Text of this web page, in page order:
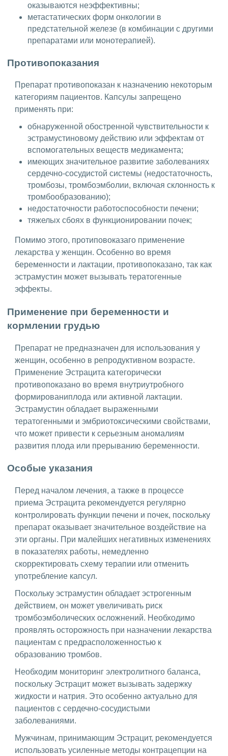
оказываются неэффективны;
метастатических форм онкологии в
предстательной железе (в комбинации с другими
препаратами или монотерапией).
Противопоказания
Препарат противопоказан к назначению некоторым
категориям пациентов. Капсулы запрещено
применять при:
обнаруженной обостренной чувствительности к
эстрамустиновому действию или эффектам от
вспомогательных веществ медикамента;
имеющих значительное развитие заболеваниях
сердечно-сосудистой системы (недостаточность,
тромбозы, тромбоэмболии, включая склонность к
тромбообразованию);
недостаточности работоспособности печени;
тяжелых сбоях в функционировании почек;
Помимо этого, протиповоказаго применение
лекарства у женщин. Особенно во время
беременности и лактации, противопоказано, так как
эстрамустин может вызывать тератогенные
эффекты.
Применение при беременности и
кормлении грудью
Препарат не предназначен для использования у
женщин, особенно в репродуктивном возрасте.
Применение Эстрацита категорически
противопоказано во время внутриутробного
формированиплода или активной лактации.
Эстрамустин обладает выраженными
тератогенными и эмбриотоксическими свойствами,
что может привести к серьезным аномалиям
развития плода или прерыванию беременности.
Особые указания
Перед началом лечения, а также в процессе
приема Эстрацита рекомендуется регулярно
контролировать функции печени и почек, поскольку
препарат оказывает значительное воздействие на
эти органы. При малейших негативных изменениях
в показателях работы, немедленно
скорректировать схему терапии или отменить
употребление капсул.
Поскольку эстрамустин обладает эстрогенным
действием, он может увеличивать риск
тромбоэмболических осложнений. Необходимо
проявлять осторожность при назначении лекарства
пациентам с предрасположенностью к
образованию тромбов.
Необходим мониторинг электролитного баланса,
поскольку Эстрацит может вызывать задержку
жидкости и натрия. Это особенно актуально для
пациентов с сердечно-сосудистыми
заболеваниями.
Мужчинам, принимающим Эстрацит, рекомендуется
использовать усиленные методы контрацепции на